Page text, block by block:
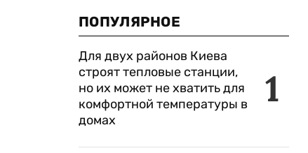
ПОПУЛЯРНОЕ
1
Для двух районов Киева
строят тепловые станции,
но их может не хватить для
комфортной температуры в
домах